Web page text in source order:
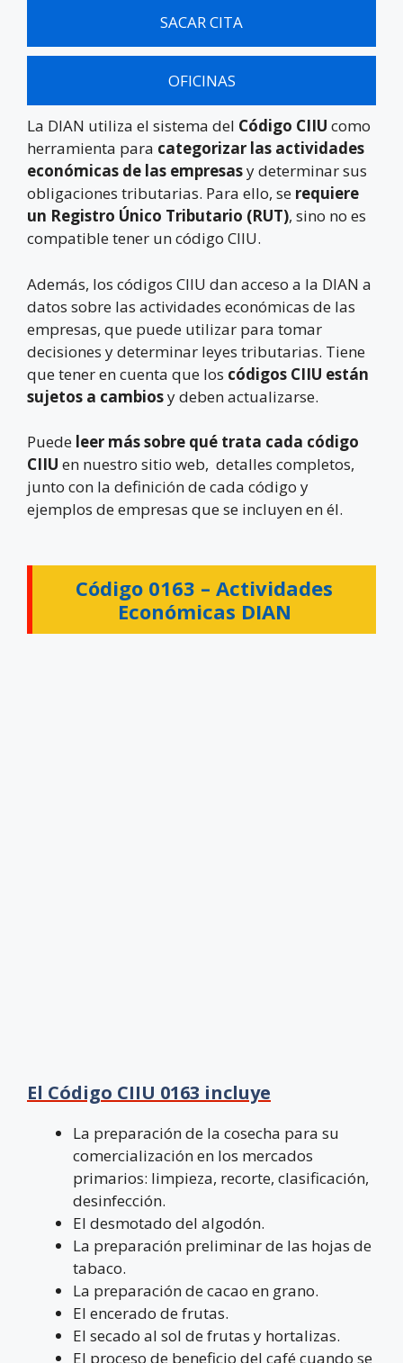
SACAR CITA
OFICINAS
La DIAN utiliza el sistema del Código CIIU como
herramienta para categorizar las actividades
económicas de las empresasy determinar sus
obligaciones tributarias. Para ello, se requiere
un Registro Único Tributario (RUT), sino no es
compatible tener un código CIIU.
Además, los códigos CIIU dan acceso a la DIAN a
datos sobre las actividades económicas de las
empresas, que puede utilizar para tomar
decisiones y determinar leyes tributarias. Tiene
que tener en cuenta que los códigos CIIU están
sujetos a cambiosy deben actualizarse.
Puede leer más sobre qué trata cada código
CIIU en nuestro sitio web, detalles completos,
junto con la definición de cada código y
ejemplos de empresas que se incluyen en él.
Código 0163 – Actividades
Económicas DIAN
El Código CIIU 0163 incluye
La preparación de la cosecha para su
comercialización en los mercados
primarios: limpieza, recorte, clasificación,
desinfección.
El desmotado del algodón.
La preparación preliminar de las hojas de
tabaco.
La preparación de cacao en grano.
El encerado de frutas.
El secado al sol de frutas y hortalizas.
El proceso de beneficio del café cuando se